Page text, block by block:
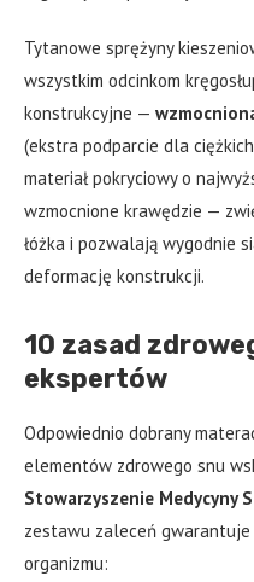
Tytanowe sprężyny
wszystkim odcinkom
konstrukcyjne —
(ekstra podparcie dla
materiał pokryciowy o
wzmocnione krawędzie —
łóżka i pozwalają wygodnie
deformację konstrukcji.
10 zasad
ekspertów
Odpowiednio dobrany
elementów zdrowego snu
Stowarzyszenie Medycyny
zestawu zaleceń gwarantuje
organizmu: